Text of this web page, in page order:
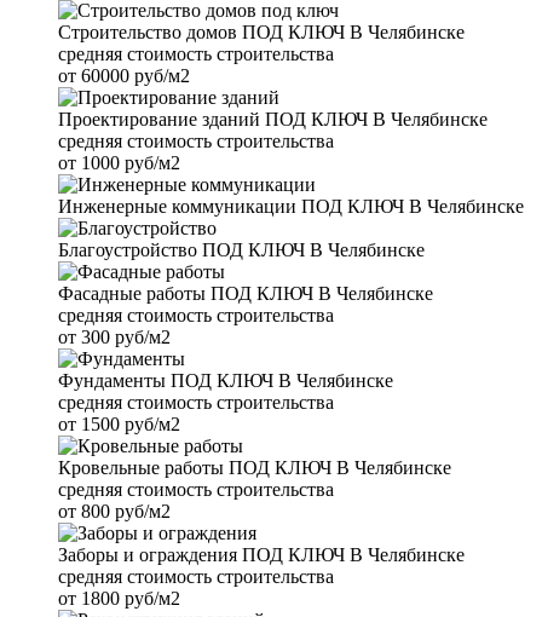
Строительство домов ПОД КЛЮЧ В Челябинске
средняя стоимость строительства
от 60000 руб/м2
Проектирование зданий ПОД КЛЮЧ В Челябинске
средняя стоимость строительства
от 1000 руб/м2
Инженерные коммуникации ПОД КЛЮЧ В Челябинске
Благоустройство ПОД КЛЮЧ В Челябинске
Фасадные работы ПОД КЛЮЧ В Челябинске
средняя стоимость строительства
от 300 руб/м2
Фундаменты ПОД КЛЮЧ В Челябинске
средняя стоимость строительства
от 1500 руб/м2
Кровельные работы ПОД КЛЮЧ В Челябинске
средняя стоимость строительства
от 800 руб/м2
Заборы и ограждения ПОД КЛЮЧ В Челябинске
средняя стоимость строительства
от 1800 руб/м2